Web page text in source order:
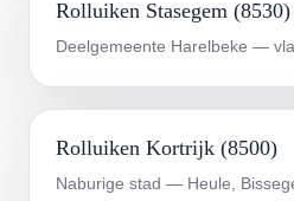
Rolluiken Stasegem (8530)
Deelgemeente Harelbeke —
Rolluiken Kortrijk (8500)
Naburige stad — Heule,